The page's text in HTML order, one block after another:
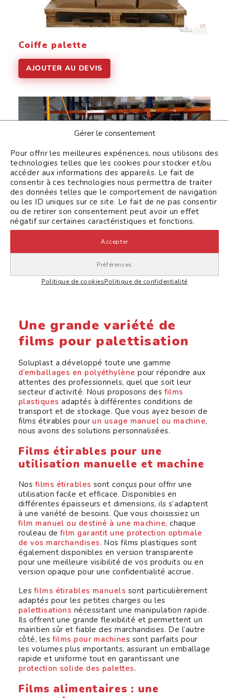
Gérer le consentement
Pour offrir les meilleures expériences, nous utilisons des
technologies telles que les cookies pour stocker et/ou
accéder aux informations des appareils. Le fait de
consentir à ces technologies nous permettra de traiter
des données telles que le comportement de navigation
ou les ID uniques sur ce site. Le fait de ne pas consentir
ou de retirer son consentement peut avoir un effet
négatif sur certaines caractéristiques et fonctions.
Accepter
Continuer sans accepter
Préférences
Politique de cookiesPolitique de confidentialité
Coiffe palette
AJOUTER AU DEVIS
Une grande variété de
films pour palettisation
Soluplast a développé toute une gamme
d’emballages en polyéthylène pour répondre aux
attentes des professionnels, quel que soit leur
secteur d’activité. Nous proposons desfilms
plastiques adaptés à différentes conditions de
transport et de stockage. Que vous ayez besoin de
films étirables pour un usage manuel ou machine,
nous avons des solutions personnalisées.
Films étirables pour une
utilisation manuelle et machine
Nos films étirables sont conçus pour offrir une
utilisation facile et efficace. Disponibles en
différentes épaisseurs et dimensions, ils s’adaptent
à une variété de besoins. Que vous choisissiez un
film manuel ou destiné à une machine, chaque
rouleau defilm garantit une protection optimale
de vos marchandises. Nos films plastiques sont
également disponibles en version transparente
pour une meilleure visibilité de vos produits ou en
version opaque pour une confidentialité accrue.
Les films étirables manuels sont particulièrement
adaptés pour les petites charges ou les
palettisations nécessitant une manipulation rapide.
Ils offrent une grande flexibilité et permettent un
maintien sûr et fiable des marchandises. De l’autre
côté, lesfilms pour machines sont parfaits pour
les volumes plus importants, assurant un emballage
rapide et uniforme tout en garantissant une
protection solide des palettes.
Films alimentaires : une